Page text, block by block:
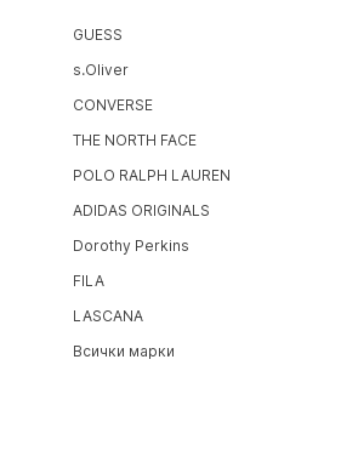
GUESS
s.Oliver
CONVERSE
THE NORTH FACE
POLO RALPH LAUREN
ADIDAS ORIGINALS
Dorothy Perkins
FILA
LASCANA
Всички марки